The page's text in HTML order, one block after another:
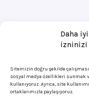
Daha
izninizi
Sitemizin doğru şekilde
sosyal medya özellikleri sunmak
kullanıyoruz. Ayrıca, site
ortaklarımızla paylaşıyoruz.